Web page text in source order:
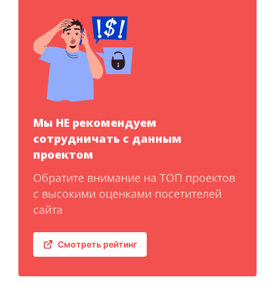
Мы НЕ рекомендуем
сотрудничать с данным
проектом
Обратите внимание на ТОП проектов
с высокими оценками посетителей
сайта
Смотреть рейтинг